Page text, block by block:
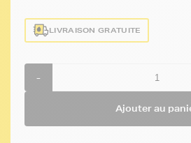
LIVRAISON GRATUITE
-
Ajouter au